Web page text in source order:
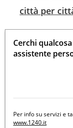
città per
Cerchi
assistente
Per info su servizi e
www.1240.it